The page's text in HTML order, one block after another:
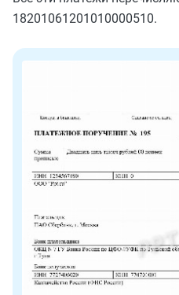
18201061201010000510.